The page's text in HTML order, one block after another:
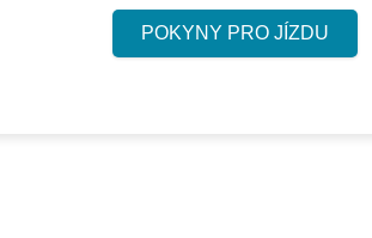
POKYNY PRO JÍZDU